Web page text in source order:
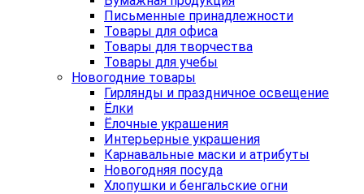
Письменные принадлежности
Товары для офиса
Товары для творчества
Товары для учебы
Новогодние товары
Гирлянды и праздничное освещение
Ёлки
Ёлочные украшения
Интерьерные украшения
Карнавальные маски и атрибуты
Новогодняя посуда
Хлопушки и бенгальские огни